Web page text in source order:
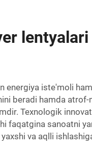
energiya iste'moli
beradi hamda
Texnologik
sanoatni
va aqlli